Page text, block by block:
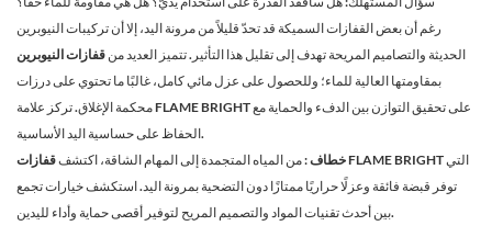
رغم أن بعض القفازات السميكة قد تحدّ قليلاً من مرونة اليد، إلا أن تركيبات النيوبرين
الحديثة والتصاميم المريحة تهدف إلى تقليل هذا التأثير. تتميز العديد من قفازات النيوبرين
بمقاومتها العالية للماء؛ وللحصول على عزل مائي كامل، غالبًا ما تحتوي على درزات
محكمة الإغلاق. تركز علامة FLAME BRIGHT على تحقيق التوازن بين الدفء والحماية مع
الحفاظ على حساسية اليد الأساسية.
خطاف: من المياه المتجمدة إلى المهام الشاقة، اكتشف قفازات FLAME BRIGHT
توفر قبضة فائقة وعزلًا حراريًا ممتازًا دون التضحية بمرونة اليد. استكشف خيارات تجمع
بين أحدث تقنيات المواد والتصميم المريح لتوفير أقصى حماية وأداء لليدين.